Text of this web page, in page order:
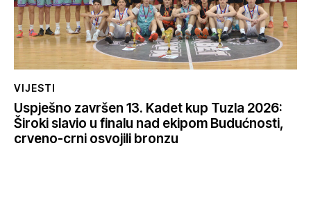
VIJESTI
Uspješno završen 13. Kadet kup Tuzla 2026:
Široki slavio u finalu nad ekipom Budućnosti,
crveno-crni osvojili bronzu